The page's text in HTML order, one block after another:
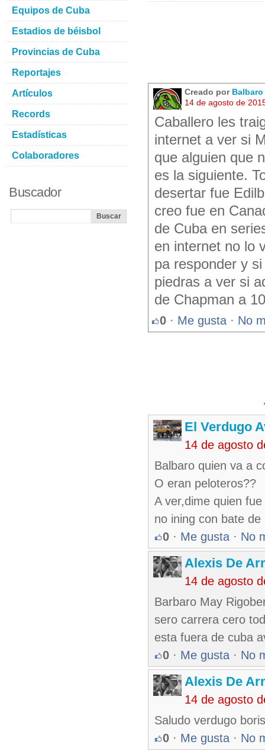
Creado por Balbaro
14 de agosto de
Caballero les
internet a ver si
que alguien que
es la siguiente.
desertar fue
creo fue en
de Cuba en
en internet no lo
pa responder y
piedras a ver si
de Chapman a
0 · Me gusta · No
El Verdugo
14 de agosto
Balbaro quien va a
O eran peloteros??
A ver,dime quien
no ining con bate de
0 · Me gusta · No
Alexis De
14 de agosto
Barbaro May
sero carrera cero
esta fuera de cuba
0 · Me gusta · No
Alexis De
14 de agosto
Saludo verdugo
0 · Me gusta · No
Equipos de Cuba
Estadios de béisbol
Provincias de Cuba
Reportajes
Artículos
Records
Estadísticas
Colaboradores
Buscador